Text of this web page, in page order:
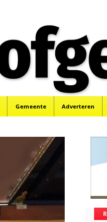
Gemeente Adverteren